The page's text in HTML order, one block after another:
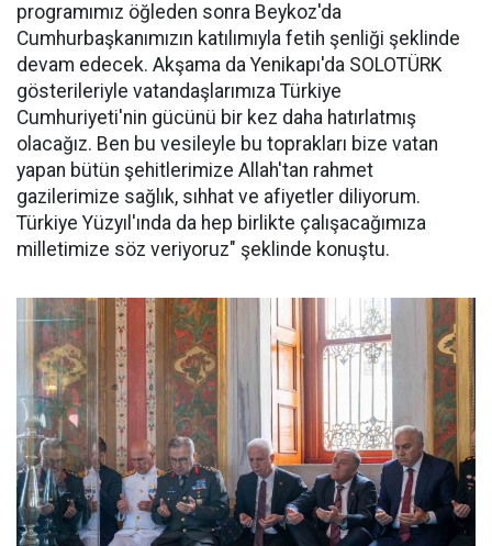
programımız öğleden sonra Beykoz'da
Cumhurbaşkanımızın katılımıyla fetih şenliği şeklinde
devam edecek. Akşama da Yenikapı'da SOLOTÜRK
gösterileriyle vatandaşlarımıza Türkiye
Cumhuriyeti'nin gücünü bir kez daha hatırlatmış
olacağız. Ben bu vesileyle bu toprakları bize vatan
yapan bütün şehitlerimize Allah'tan rahmet
gazilerimize sağlık, sıhhat ve afiyetler diliyorum.
Türkiye Yüzyıl'ında da hep birlikte çalışacağımıza
milletimize söz veriyoruz" şeklinde konuştu.